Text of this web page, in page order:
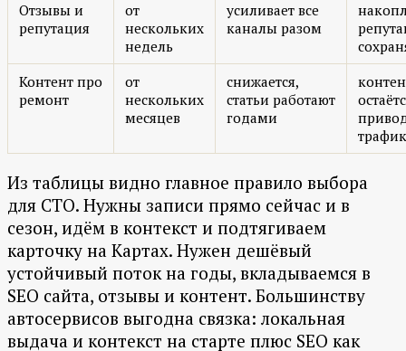
Отзывы и
репутация
от
нескольких
недель
усиливает все
каналы разом
Контент про
ремонт
от
нескольких
месяцев
снижается,
статьи работают
годами
трафик
Из таблицы видно главное правило выбора
для СТО. Нужны записи прямо сейчас и в
сезон, идём в контекст и подтягиваем
карточку на Картах. Нужен дешёвый
устойчивый поток на годы, вкладываемся в
SEO сайта, отзывы и контент. Большинству
автосервисов выгодна связка: локальная
выдача и контекст на старте плюс SEO как